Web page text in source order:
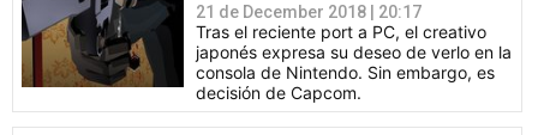
21 de December 2018 | 20:17
Tras el reciente port a PC, el creativo
japonés expresa su deseo de verlo en la
consola de Nintendo. Sin embargo, es
decisión de Capcom.